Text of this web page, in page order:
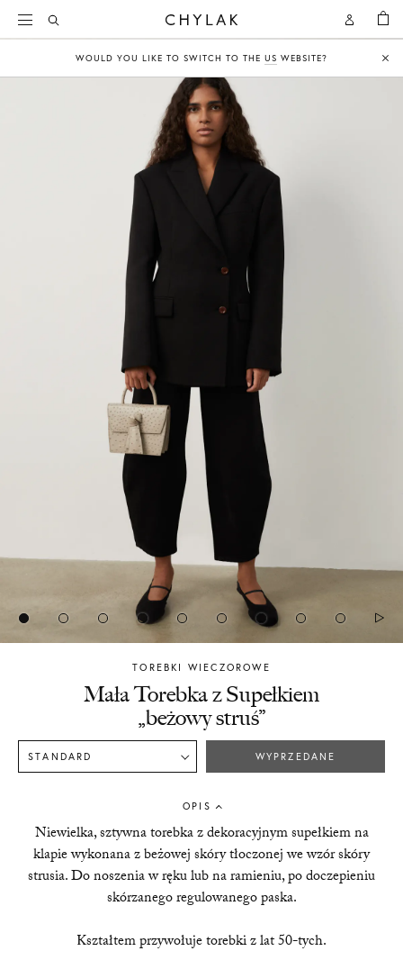
Open
Account
Open
Search
WOULD YOU LIKE TO SWITCH TO THE US WEBSITE?
TOREBKI WIECZOROWE
Chylak
Mała Torebka z Supełkiem
„beżowy struś”
STANDARD WYPRZEDANE
OPIS
Niewielka, sztywna torebka z dekoracyjnym supełkiem na
klapie wykonana z beżowej skóry tłoczonej we wzór skóry
strusia. Do noszenia w ręku lub na ramieniu, po doczepieniu
skórzanego regulowanego paska.
Kształtem przywołuje torebki z lat 50-tych.